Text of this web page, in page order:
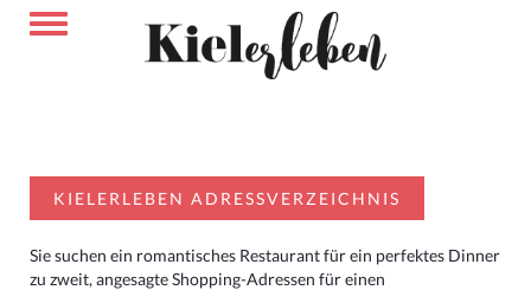
KIELERLEBEN ADRESSVERZEICHNIS
Sie suchen ein romantisches Restaurant für ein perfektes Dinner
zu zweit, angesagte Shopping-Adressen für einen